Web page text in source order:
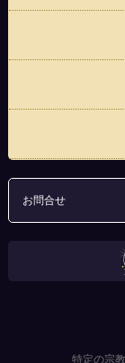
お問合せ
特定の宗